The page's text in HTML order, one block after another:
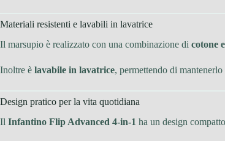
Materiali resistenti e lavabili in lavatrice
Il marsupio è realizzato con una combinazione di cotone
Inoltre è lavabile in lavatrice, permettendo di
Design pratico per la vita quotidiana
Il Infantino Flip Advanced 4-in-1 ha un design